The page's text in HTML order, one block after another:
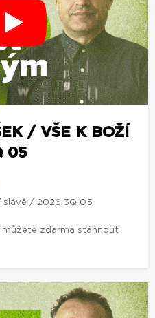
/ VŠE K BOŽÍ
05
slávě / 2026 3Q 05
zdarma stáhnout